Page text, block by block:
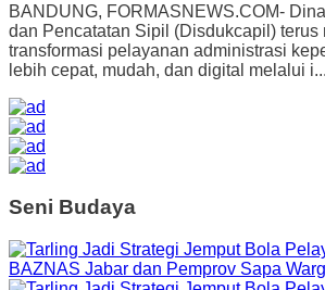
BANDUNG, FORMASNEWS.COM-
dan Pencatatan Sipil (Disdukcapil) terus
transformasi pelayanan administrasi
lebih cepat, mudah, dan digital melalui i...
Seni Budaya